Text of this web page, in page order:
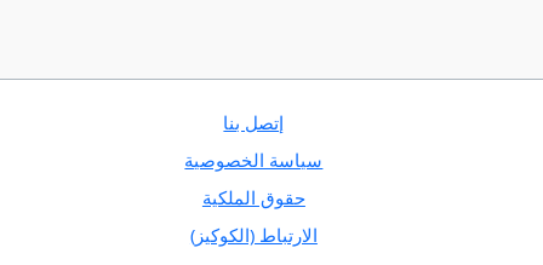
إتصل بنا
سياسة الخصوصية
حقوق الملكية
الارتباط (الكوكيز)